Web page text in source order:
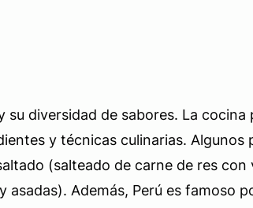
diversidad de sabores. La
y técnicas culinarias.
(salteado de carne de res
Además, Perú es famoso